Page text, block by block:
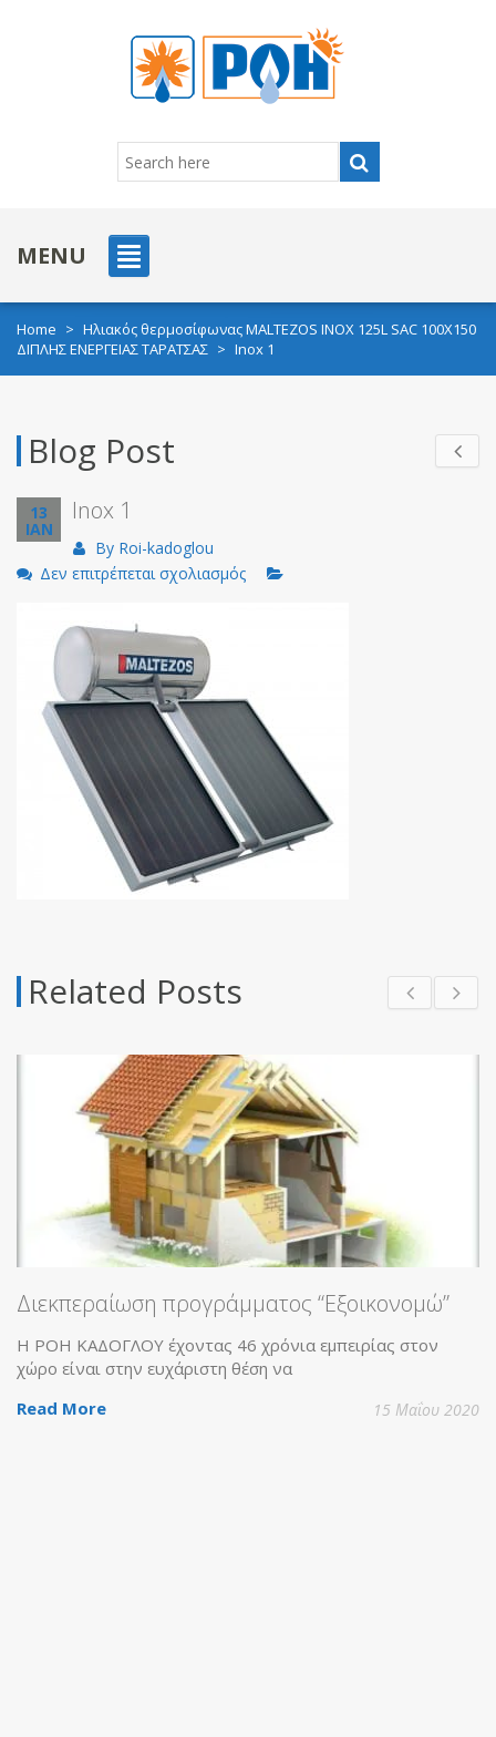
MENU
Home > Ηλιακός θερμοσίφωνας MALTEZOS INOX 125L SAC 100X150
ΔΙΠΛΗΣ ΕΝΕΡΓΕΙΑΣ ΤΑΡΑΤΣΑΣ > Inox 1
Blog Post
13
ΙΑΝ
Inox 1
By Roi-kadoglou
Δεν επιτρέπεται σχολιασμόςστο
Related Posts
προγράμματος “Εξοικονομώ”
έχοντας 46 χρόνια εμπειρίας στον
ευχάριστη θέση να